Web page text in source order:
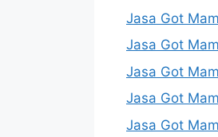
Jasa Got
Jasa Got
Jasa Got
Jasa Got
Jasa Got